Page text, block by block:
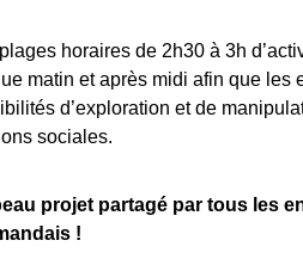
horaires de 2h30 à 3h
matin et après midi afin que les
d’exploration et de
sociales.
projet partagé par tous les
!